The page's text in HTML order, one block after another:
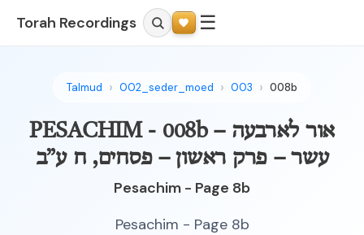
Torah Recordings ☰
Talmud 002_seder_moed 003 008b
PESACHIM - 008b – אור לארבעה
עשר – פרק ראשון – פסחים, ח ע”ב
Pesachim - Page 8b
Pesachim - Page 8b